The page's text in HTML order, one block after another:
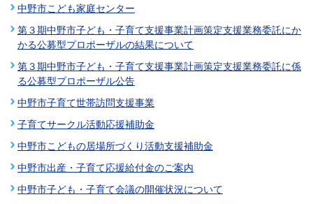
中野市こども家庭センター
第３期中野市子ども・子育て支援事業計画策定支援業務委託にか
かる公募型プロポーザルの結果について
第３期中野市子ども・子育て支援事業計画策定支援業務委託に係
る公募型プロポーザル公告
中野市子育て世帯訪問支援事業
子育てサークル活動応援補助金
中野市こどもの居場所づくり活動支援補助金
中野市出産・子育て応援給付金のご案内
中野市子ども・子育て会議の開催状況について